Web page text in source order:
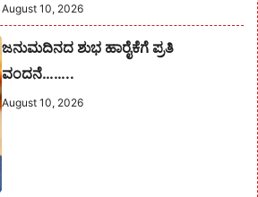
August 10, 2026
ಜನುಮದಿನದ ಶುಭ ಹಾರೈಕೆಗೆ ಪ್ರತಿ
ವಂದನೆ……..
August 10, 2026